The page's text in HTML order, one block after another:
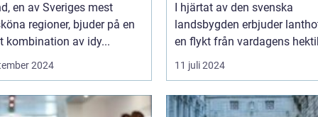
en av Sveriges mest
regioner, bjuder på en
kombination av idy...
2024
I hjärtat av den svenska
landsbygden erbjuder
en flykt från vardagens
11 juli 2024